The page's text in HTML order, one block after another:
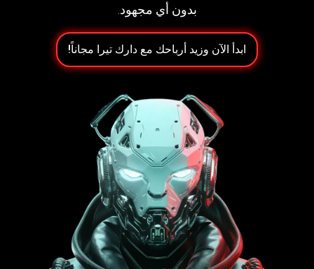
بدون أي مجهود.
ابدأ الآن وزيد أرباحك مع دارك تيرا مجاناً!